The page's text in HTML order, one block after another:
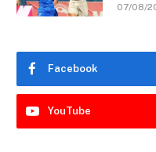
07/08/
Facebook
YouTube